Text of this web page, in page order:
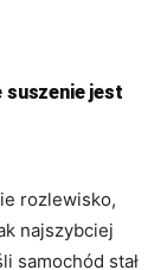
suszenie jest
rozlewisko,
najszybciej
samochód stał